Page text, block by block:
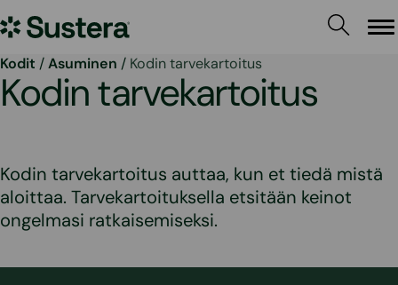
sisältöön
Sustera
Kodit /Asuminen / Kodin tarvekartoitus
Kodin tarvekartoitus
Kodin tarvekartoitus auttaa, kun et tiedä mistä
aloittaa. Tarvekartoituksella etsitään keinot
ongelmasi ratkaisemiseksi.